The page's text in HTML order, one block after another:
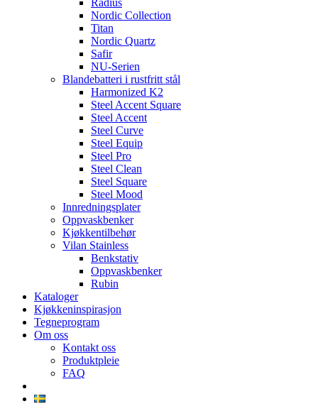
Radius
Nordic Collection
Titan
Nordic Quartz
Safir
NU-Serien
Blandebatteri i rustfritt stål
Harmonized K2
Steel Accent Square
Steel Accent
Steel Curve
Steel Equip
Steel Pro
Steel Clean
Steel Square
Steel Mood
Innredningsplater
Oppvaskbenker
Kjøkkentilbehør
Vilan Stainless
Benkstativ
Oppvaskbenker
Rubin
Kataloger
Kjøkkeninspirasjon
Tegneprogram
Om oss
Kontakt oss
Produktpleie
FAQ